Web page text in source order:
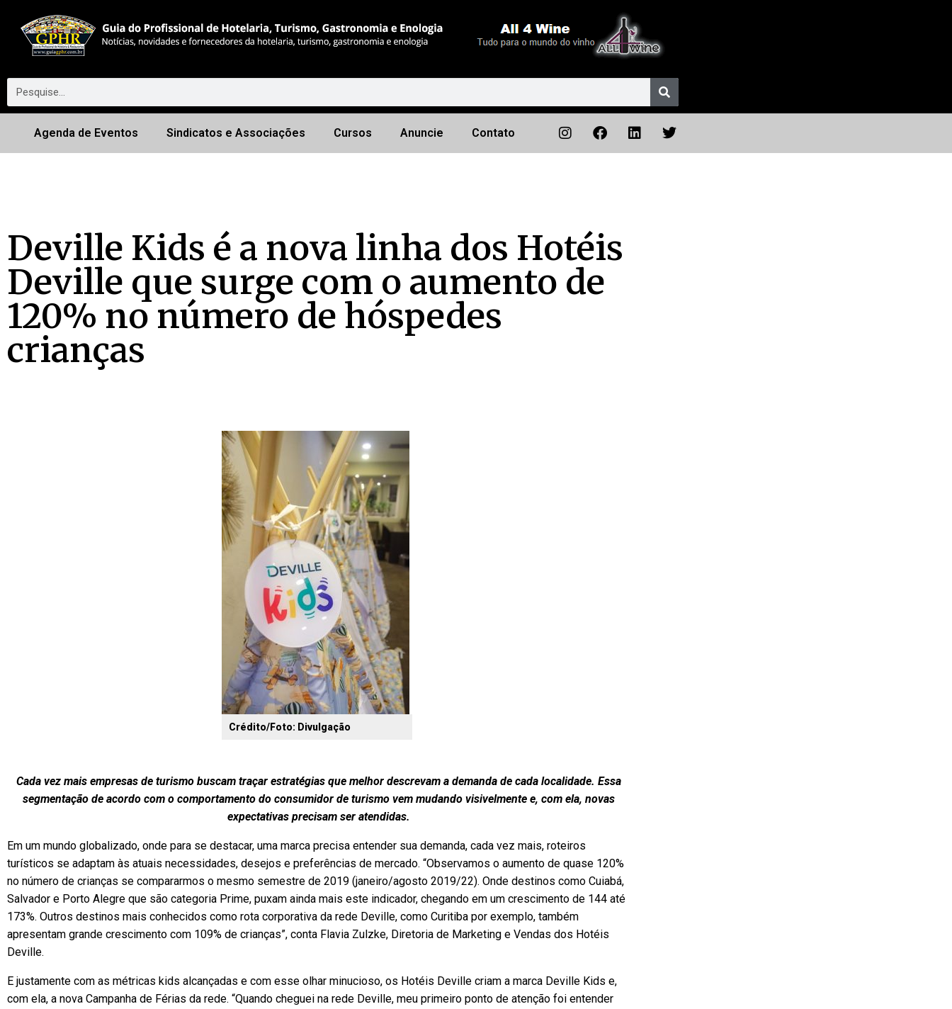
Agenda de Eventos Sindicatos e Associações Cursos Anuncie Contato
Deville Kids é a nova linha dos Hotéis
Deville que surge com o aumento de
120% no número de hóspedes
crianças
Crédito/Foto: Divulgação
Cada vez mais empresas de turismo buscam traçar estratégias que melhor descrevam a demanda de cada localidade. Essa
segmentação de acordo com o comportamento do consumidor de turismo vem mudando visivelmente e, com ela, novas
expectativas precisam ser atendidas.
Em um mundo globalizado, onde para se destacar, uma marca precisa entender sua demanda, cada vez mais, roteiros
turísticos se adaptam às atuais necessidades, desejos e preferências de mercado. “Observamos o aumento de quase 120%
no número de crianças se compararmos o mesmo semestre de 2019 (janeiro/agosto 2019/22). Onde destinos como Cuiabá,
Salvador e Porto Alegre que são categoria Prime, puxam ainda mais este indicador, chegando em um crescimento de 144 até
173%. Outros destinos mais conhecidos como rota corporativa da rede Deville, como Curitiba por exemplo, também
apresentam grande crescimento com 109% de crianças”, conta Flavia Zulzke, Diretoria de Marketing e Vendas dos Hotéis
Deville.
E justamente com as métricas kids alcançadas e com esse olhar minucioso, os Hotéis Deville criam a marca Deville Kids e,
com ela, a nova Campanha de Férias da rede. “Quando cheguei na rede Deville, meu primeiro ponto de atenção foi entender